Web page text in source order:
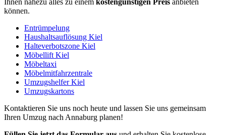
Ihnen nahezu alles zu einem kostengünstigen Preis anbieten
können.
Entrümpelung
Haushaltsauflösung Kiel
Halteverbotszone Kiel
Möbellift Kiel
Möbeltaxi
Möbelmitfahrzentrale
Umzugshelfer Kiel
Umzugskartons
Kontaktieren Sie uns noch heute und lassen Sie uns gemeinsam
Ihren Umzug nach Annaburg planen!